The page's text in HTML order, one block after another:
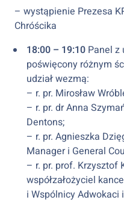
– wystąpienie Prezesa
Chróścika
18:00 – 19:10 Panel z
poświęcony różnym
udział wezmą:
– r. pr. Mirosław
– r. pr. dr Anna
Dentons;
– r. pr. Agnieszka
Manager i General
– r. pr. prof. Krzysztof
współzałożyciel
i Wspólnicy Adwokaci